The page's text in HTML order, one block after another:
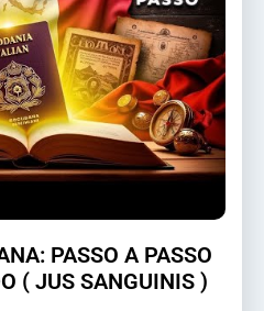
PASSO A PASSO
( JUS SANGUINIS )